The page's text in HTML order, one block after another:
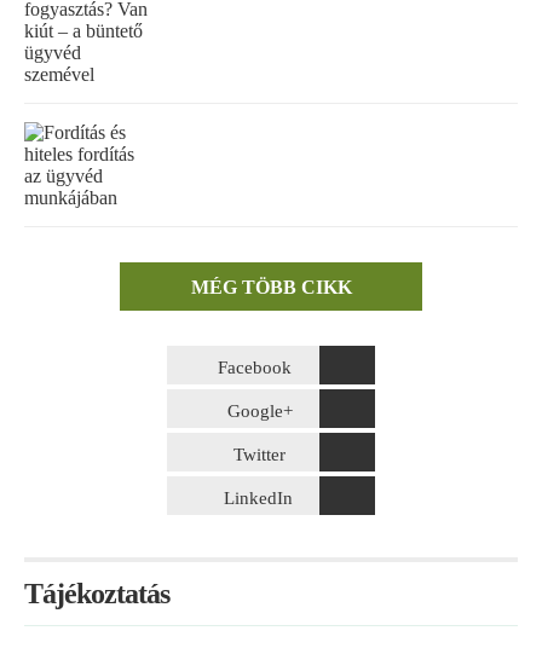
méretű - gazdasági társaságok
multinacionális cégek
részére nyújt jogi szolgáltatást tartós megbízás
keretében. Legfőbb jellemvonásunk a gördülékeny
gyors megoldása versenyképes díjazás ellenében. Ügyvédi
Irodánk célja a jogi problémák ügyfélközpontú, gyakorlatias
megközelítése és azok hatékony megoldása a legmagasabb
szakmai színvonalon, ennek során törekszünk a jogi
feladatok ügyfélközpontú megközelítésére, a felmerülő jogi
költséghatékony módon történő megoldására, emellett nagy
hangsúlyt fektetünk arra, hogy az ügyvédség szakmai
munkastílusát tekintve ne legyen merev. Ügyfeleinket olyan
teljes körű jogi megoldásokkal szolgáljuk, amelyek
számukra kézzel fogható előnyöket jelentenek vagy éppen
megvédik őket a jelentős veszteségektől.
Ügyvédi Iroda
budapesti Eötvös Loránd Tudományegyetem Állam- és
Jogtudományi Karán szerzett jogi diplomát. A gyakornoki
évek után teljesítette a jogi szakvizsgát, öt nyelven tárgyalási
Ügyvédi törvény, Ügyvédi etikai szabályzat
MÉG TÖBB CIKK
Facebook
Google+
Twitter
LinkedIn
Tájékoztatás